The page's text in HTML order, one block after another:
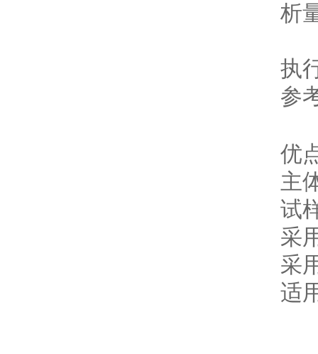
析
执
参
优
主
试
采
采
适